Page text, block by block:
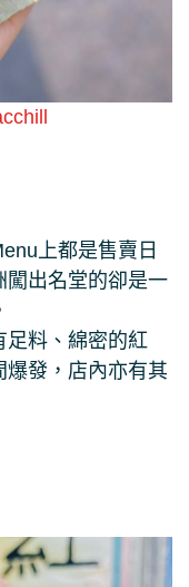
上都是售賣日
闖出名堂的卻是一
足料、綿密的紅
爆發，店內亦有其